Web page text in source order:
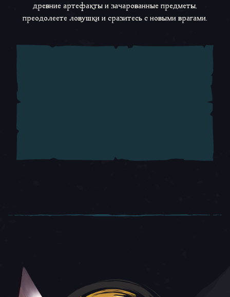
древние артефакты и зачарованные предметы,
преодолеете ловушки и сразитесь с новыми врагами.